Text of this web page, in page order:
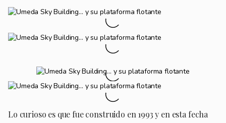
Lo curioso es que fue construido en 1993 y en esta fecha